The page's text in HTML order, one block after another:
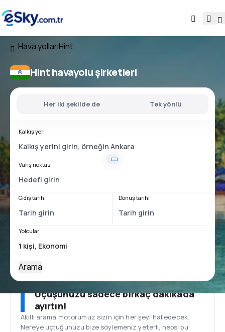
Hava yollarıHint
Hint havayolu şirketleri
Her iki şekilde de Tek yönlü
Kalkış yeri
Varış noktası
Gidiş tarihi Dönüş tarihi
Yolcular
Arama
Uçuşunuzu sadece birkaç dakikada
ayırtın!
Akıllı arama motorumuz sizin için her şeyi halledecek.
Nereye uçtuğunuzu bize söylemeniz yeterli, hepsi bu.